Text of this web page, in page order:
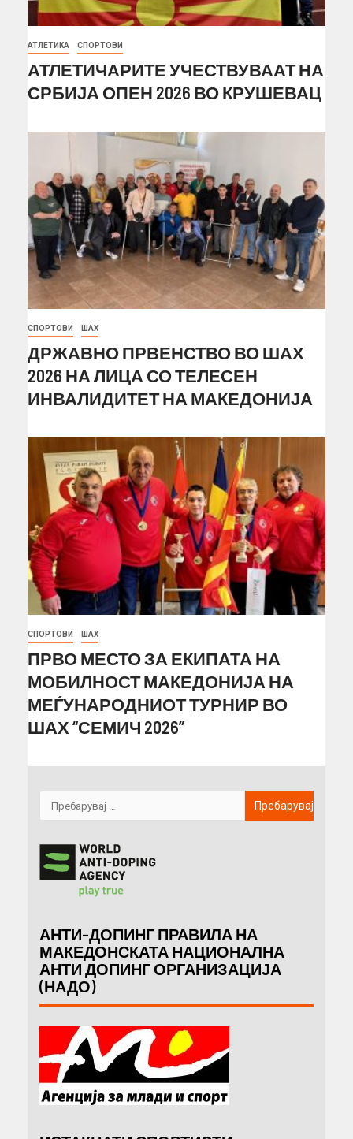
АТЛЕТИКА СПОРТОВИ
АТЛЕТИЧАРИТЕ УЧЕСТВУВААТ НА
СРБИЈА ОПЕН 2026 ВО КРУШЕВАЦ
СПОРТОВИ ШАХ
ДРЖАВНО ПРВЕНСТВО ВО ШАХ
2026 НА ЛИЦА СО ТЕЛЕСЕН
ИНВАЛИДИТЕТ НА МАКЕДОНИЈА
СПОРТОВИ ШАХ
ПРВО МЕСТО ЗА ЕКИПАТА НА
МОБИЛНОСТ МАКЕДОНИЈА НА
МЕЃУНАРОДНИОТ ТУРНИР ВО
ШАХ “СЕМИЧ 2026”
АНТИ-ДОПИНГ ПРАВИЛА НА
МАКЕДОНСКАТА НАЦИОНАЛНА
АНТИ ДОПИНГ ОРГАНИЗАЦИЈА
(НАДО)